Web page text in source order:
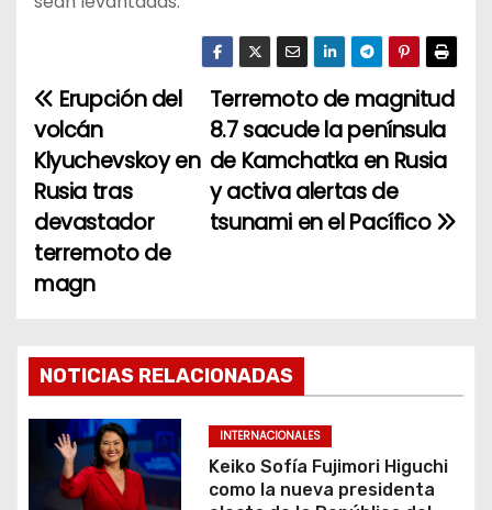
N
a
v
e
g
c
i
Terremoto de magnitud
8.7 sacude la península
de Kamchatka en Rusia
y activa alertas de
tsunami en el Pacífico
Erupción del
volcán
Klyuchevskoy en
Rusia tras
devastador
terremoto de
magn
NOTICIAS RELACIONADAS
INTERNACIONALES
Keiko Sofía Fujimori Higuchi
como la nueva presidenta